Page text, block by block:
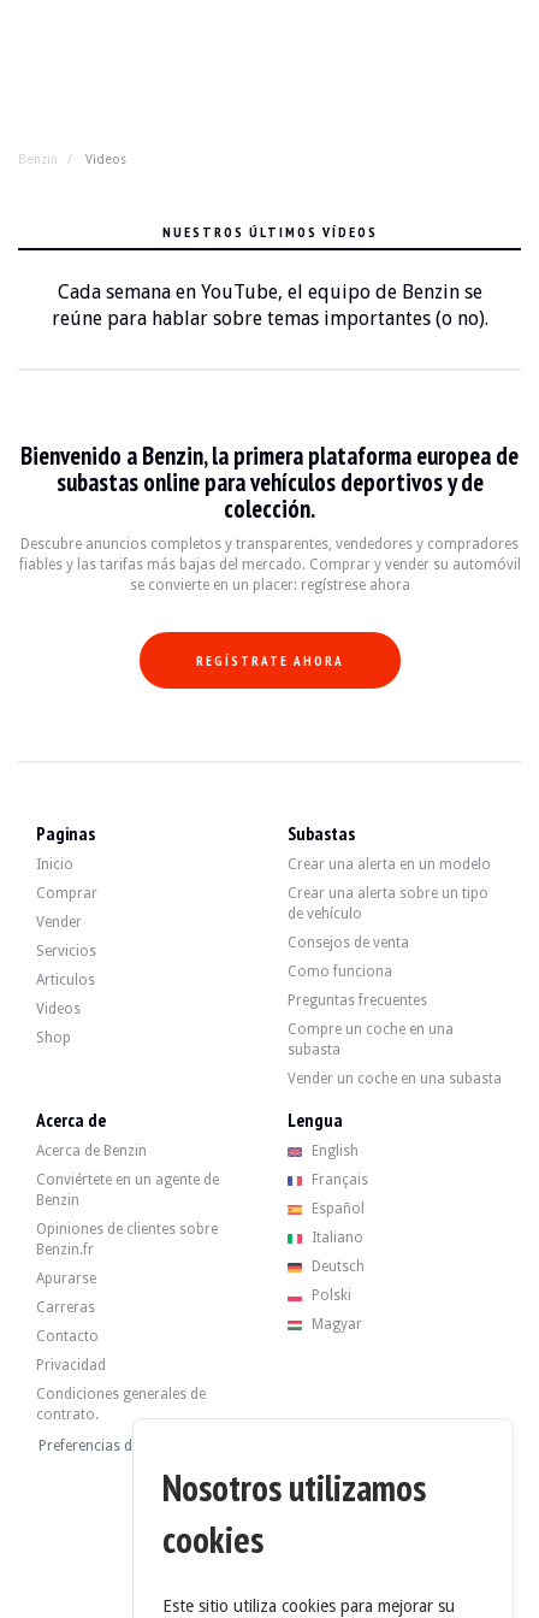
Benzin Videos
NUESTROS ÚLTIMOS VÍDEOS
Cada semana en YouTube, el equipo de Benzin se
reúne para hablar sobre temas importantes (o no).
Bienvenido a Benzin, la primera plataforma europea de
subastas online para vehículos deportivos y de
colección.
Descubre anuncios completos y transparentes, vendedores y compradores
fiables y las tarifas más bajas del mercado. Comprar y vender su automóvil
se convierte en un placer: regístrese ahora
REGÍSTRATE AHORA
Paginas
Inicio
Comprar
Vender
Servicios
Articulos
Videos
Shop
Subastas
Crear una alerta en un modelo
Crear una alerta sobre un tipo
de vehículo
Consejos de venta
Como funciona
Preguntas frecuentes
Compre un coche en una
subasta
Vender un coche en una subasta
Acerca de
Acerca de Benzin
Conviértete en un agente de
Benzin
Opiniones de clientes sobre
Benzin.fr
Apurarse
Carreras
Contacto
Privacidad
Condiciones generales de
contrato.
Preferencias de cookies
Lengua
English
Français
Español
Italiano
Deutsch
Polski
Magyar
Nosotros utilizamos
cookies
Este sitio utiliza cookies para mejorar su